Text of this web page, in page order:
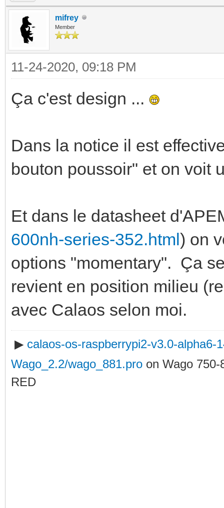
mifrey
Member
11-24-2020, 09:18 PM
Ça c'est design ...
Dans la notice il est
bouton poussoir" et on voit
Et dans le datasheet
600nh-series-352.html) on
options "momentary". Ça
revient en position milieu
avec Calaos selon moi.
▶ calaos-os-raspberrypi2-v3.0-alpha6-
Wago_2.2/wago_881.pro on Wago 750-
RED